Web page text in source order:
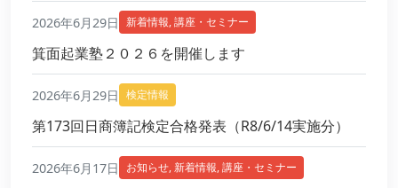
2026年6月29日 新着情報,講座・セミナー
箕面起業塾２０２６を開催します
2026年6月29日 検定情報
第173回日商簿記検定合格発表（R8/6/14実施分）
2026年6月17日 お知らせ, 新着情報,講座・セミナー